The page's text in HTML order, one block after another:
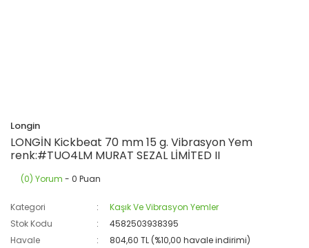
Longin
LONGİN Kickbeat 70 mm 15 g. Vibrasyon Yem
renk:#TUO4LM MURAT SEZAL LİMİTED II
(0) Yorum - 0 Puan
Kategori
Kaşık Ve Vibrasyon Yemler
Stok Kodu
4582503938395
Havale
804,60 TL (%10,00 havale indirimi)